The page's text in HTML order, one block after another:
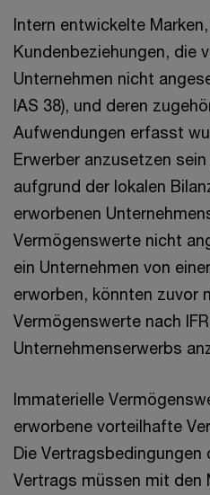
Intern entwickelte
Kundenbeziehungen, die
Unternehmen nicht
IAS 38), und deren
Aufwendungen erfasst
Erwerber anzusetzen sein
aufgrund der lokalen
erworbenen
Vermögenswerte nicht
ein Unternehmen von
erworben, könnten zuvor
Vermögenswerte nach
Unternehmenserwerbs
Immaterielle
erworbene vorteilhafte
Die Vertragsbedingungen
Vertrags müssen mit den